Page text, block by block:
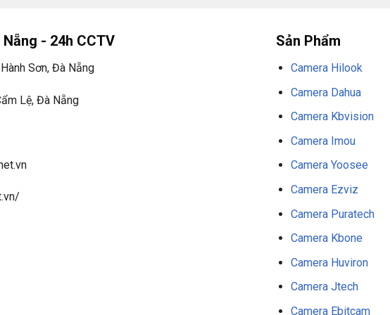
này hay không phụ thuộc vào nhu cầu sử dụng của bạn. Nếu
có thể là một lựa chọn tốt. Nếu bạn cần thêm thông tin
khác, hãy liên hệ với
thiết bị an
của Camera HDCVI Dahua ngoài
HDW1800TLP
- 24h CCTV
Sơn, Đà Nẵng
Lệ, Đà Nẵng
Sản Phẩm
Camera Hilook
Camera Dahua
Camera Kbvision
Camera Imou
Camera Yoosee
Camera Ezviz
Camera Puratech
Camera Kbone
Camera Huviron
Camera Jtech
Camera Ebitcam